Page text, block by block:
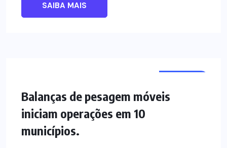
SAIBA MAIS
Balanças de pesagem móveis
iniciam operações em 10
municípios.